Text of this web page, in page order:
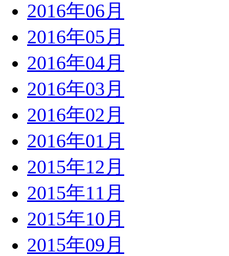
2016年06月
2016年05月
2016年04月
2016年03月
2016年02月
2016年01月
2015年12月
2015年11月
2015年10月
2015年09月